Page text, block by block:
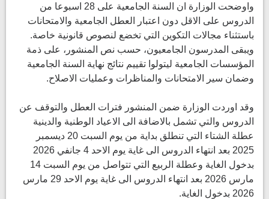
واوضحت الوزارة ان السنة الجامعية على 28 اسبوعا من
الدروس على الاقل دون اعتبار العطل الجامعية والامتحانات
باستثناء مجالات التكوين التي تخضع لنصوص قانونية خاصة.
ويبقى المدرسون الجامعيون، حسب نص المنشور، على ذمة
المؤسسات الجامعية ليتولوا تقييم نتائج نهاية السنة الجامعية
وضمان سير الامتحانات والمناظرات وعمليات الاصلاح.
وقد اوردت الوزارة ضمن المنشور فترات العطل والتوقف عن
الدروس والتي تشمل بالاضافة الى الاعياد الوطنية والدينية
عطلة الشتاء التي تنطلق بداية من يوم السبت 20 ديسمبر
2025 بعد انتهاء الدروس الى غاية يوم الاحد 4 جانفي 2026
بدخول الغاية وعطلة الربيع التي تتواصل من يوم السبت 14
مارس 2026 بعد انتهاء الدروس الى غاية يوم الاحد 29 مارس
2026 بدخول الغاية.